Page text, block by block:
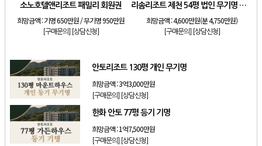
소노호텔앤리조트 패밀리 회원권
희망금액 :기명 650만원 / 무기명 950만원
[구매문의] [상담신청]
리솜리조트 제천 54평 법인 무기명 회원제
희망금액 :4,600만원(분 4,750만원)
[구매문의] [상담신청]
안토리조트 130평 개인 무기명
희망금액 :3억3,000만원
[구매문의] [상담신청]
한화 안토 77평 등기 기명
희망금액 :1억7,500만원
[구매문의] [상담신청]